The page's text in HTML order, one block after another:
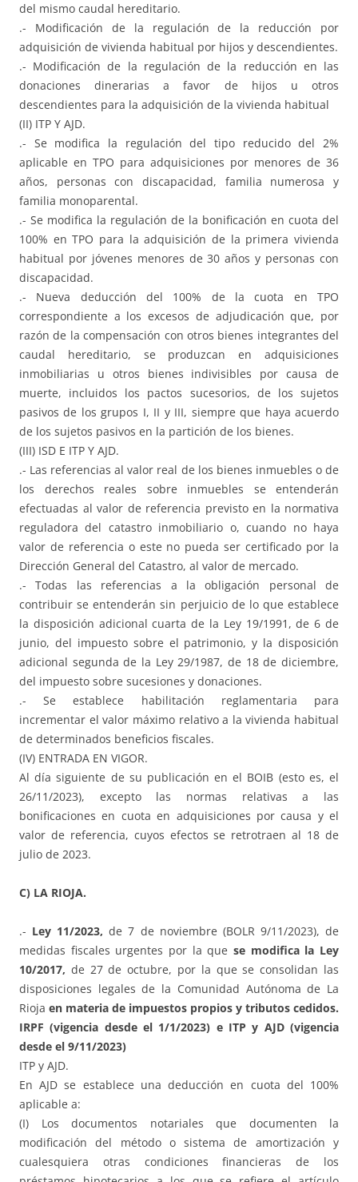
del mismo caudal hereditario.
.- Modificación de la regulación de la reducción por
adquisición de vivienda habitual por hijos y descendientes.
.- Modificación de la regulación de la reducción en las
donaciones dinerarias a favor de hijos u otros
descendientes para la adquisición de la vivienda habitual
(II) ITP Y AJD.
.- Se modifica la regulación del tipo reducido del 2%
aplicable en TPO para adquisiciones por menores de 36
años, personas con discapacidad, familia numerosa y
familia monoparental.
.- Se modifica la regulación de la bonificación en cuota del
100% en TPO para la adquisición de la primera vivienda
habitual por jóvenes menores de 30 años y personas con
discapacidad.
.- Nueva deducción del 100% de la cuota en TPO
correspondiente a los excesos de adjudicación que, por
razón de la compensación con otros bienes integrantes del
caudal hereditario, se produzcan en adquisiciones
inmobiliarias u otros bienes indivisibles por causa de
muerte, incluidos los pactos sucesorios, de los sujetos
pasivos de los grupos I, II y III, siempre que haya acuerdo
de los sujetos pasivos en la partición de los bienes.
(III) ISD E ITP Y AJD.
.- Las referencias al valor real de los bienes inmuebles o de
los derechos reales sobre inmuebles se entenderán
efectuadas al valor de referencia previsto en la normativa
reguladora del catastro inmobiliario o, cuando no haya
valor de referencia o este no pueda ser certificado por la
Dirección General del Catastro, al valor de mercado.
.- Todas las referencias a la obligación personal de
contribuir se entenderán sin perjuicio de lo que establece
la disposición adicional cuarta de la Ley 19/1991, de 6 de
junio, del impuesto sobre el patrimonio, y la disposición
adicional segunda de la Ley 29/1987, de 18 de diciembre,
del impuesto sobre sucesiones y donaciones.
.- Se establece habilitación reglamentaria para
incrementar el valor máximo relativo a la vivienda habitual
de determinados beneficios fiscales.
(IV) ENTRADA EN VIGOR.
Al día siguiente de su publicación en el BOIB (esto es, el
26/11/2023), excepto las normas relativas a las
bonificaciones en cuota en adquisiciones por causa y el
valor de referencia, cuyos efectos se retrotraen al 18 de
julio de 2023.
C) LA RIOJA.
.- Ley 11/2023, de 7 de noviembre (BOLR 9/11/2023), de
medidas fiscales urgentes por la que se modifica la Ley
10/2017, de 27 de octubre, por la que se consolidan las
disposiciones legales de la Comunidad Autónoma de La
Rioja en materia de impuestos propios y tributos cedidos.
IRPF (vigencia desde el 1/1/2023) e ITP y AJD (vigencia
desde el 9/11/2023)
ITP y AJD.
En AJD se establece una deducción en cuota del 100%
aplicable a:
(I) Los documentos notariales que documenten la
modificación del método o sistema de amortización y
cualesquiera otras condiciones financieras de los